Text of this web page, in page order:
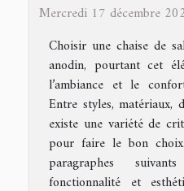
Mercredi 17 décembre
Choisir une chaise de
anodin, pourtant cet
l’ambiance et le
Entre styles, matériaux,
existe une variété de
pour faire le bon
paragraphes
fonctionnalité et